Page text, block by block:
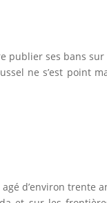
publier ses bans
ne s’est point
d’environ trente